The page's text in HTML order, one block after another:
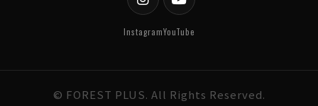
InstagramYouTube
© FOREST PLUS. All Rights Reserved.